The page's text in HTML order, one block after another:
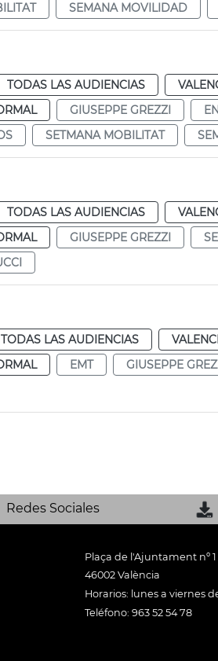
SEMANA MOVILIDAD
TODAS LAS AUDIENCIAS
GIUSEPPE GREZZI
SETMANA MOBILITAT
TODAS LAS AUDIENCIAS
GIUSEPPE GREZZI
TODAS LAS AUDIENCIAS
EMT GIUSEPPE
Redes Sociales
Plaça de l'Ajuntament nº 1
46002 València
Horarios: lunes a viernes
Teléfono: 963 52 54 78